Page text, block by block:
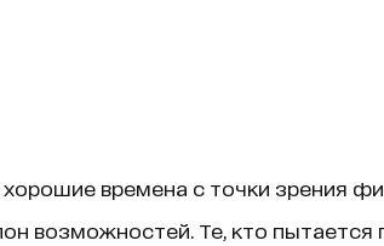
времена с точки зрения
возможностей. Те, кто пытается